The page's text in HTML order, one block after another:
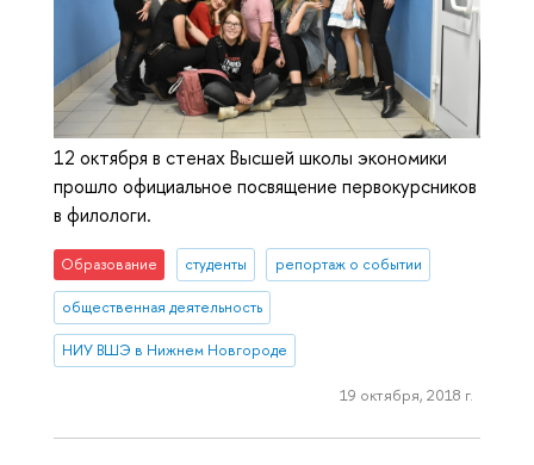
12 октября в стенах Высшей школы экономики
прошло официальное посвящение первокурсников
в филологи.
Образование студенты репортаж о событии
общественная деятельность
НИУ ВШЭ в Нижнем Новгороде
19 октября, 2018 г.